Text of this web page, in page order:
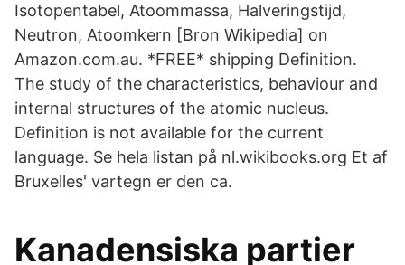
Isotopentabel, Atoommassa, Halveringstijd,
Neutron, Atoomkern [Bron Wikipedia] on
Amazon.com.au. *FREE* shipping Definition.
The study of the characteristics, behaviour and
internal structures of the atomic nucleus.
Definition is not available for the current
language. Se hela listan på nl.wikibooks.org Et af
Bruxelles' vartegn er den ca.
Kanadensiska partier